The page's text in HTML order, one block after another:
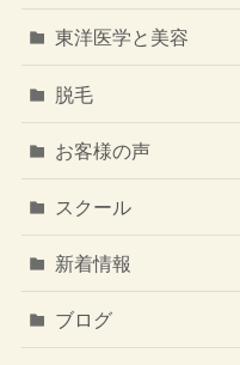
東洋医学と美容
脱毛
お客様の声
スクール
新着情報
ブログ